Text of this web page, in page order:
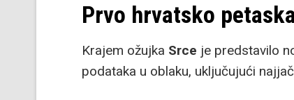
Prvo hrvatsko
Krajem ožujka Srce je predstavilo
podataka u oblaku, uključujući